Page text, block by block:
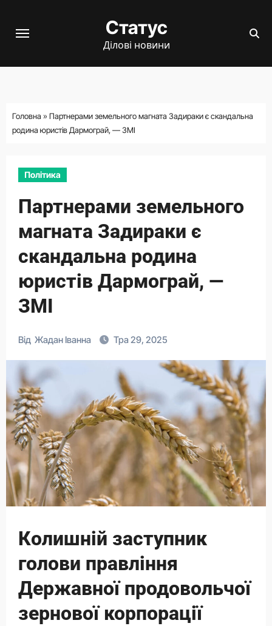
Статус
Ділові новини
Головна » Партнерами земельного магната Задираки є скандальна
родина юристів Дармограй, — ЗМІ
Політика
Партнерами земельного
магната Задираки є
скандальна родина
юристів Дармограй, —
ЗМІ
Від Жадан Іванна Тра 29, 2025
Колишній заступник
голови правління
Державної продовольчої
зернової корпорації